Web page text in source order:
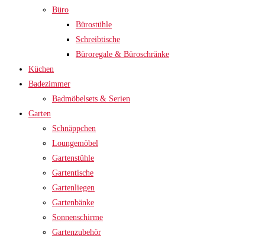
Büro
Bürostühle
Schreibtische
Büroregale & Büroschränke
Küchen
Badezimmer
Badmöbelsets & Serien
Garten
Schnäppchen
Loungemöbel
Gartenstühle
Gartentische
Gartenliegen
Gartenbänke
Sonnenschirme
Gartenzubehör